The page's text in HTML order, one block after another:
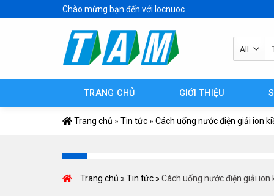
to
Chào mừng bạn đến với locnuoc
TRANG CHỦ GIỚI THIỆU
Trang chủ » Tin tức » Cách uống nước điện giải ion
Trang chủ » Tin tức » Cách uống nước điện giải ion